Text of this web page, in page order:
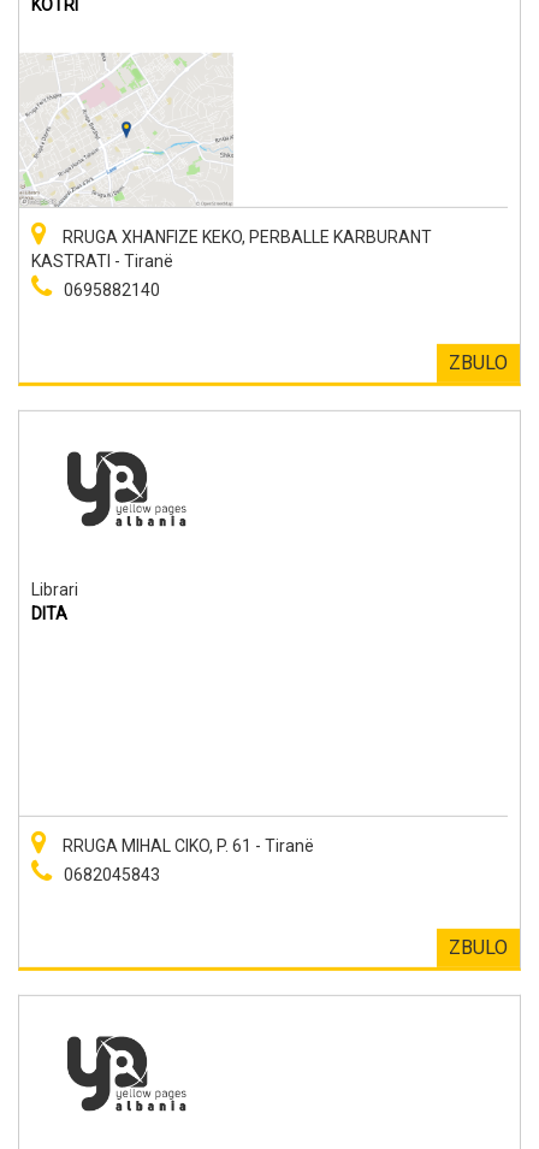
KOTRI
RRUGA XHANFIZE KEKO, PERBALLE KARBURANT
KASTRATI - Tiranë
0695882140
ZBULO
Librari
DITA
RRUGA MIHAL CIKO, P. 61 - Tiranë
0682045843
ZBULO